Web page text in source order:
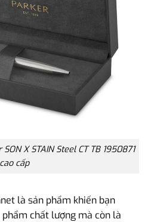
X STAIN Steel CT TB 1950871
cao cấp
là sản phẩm khiến bạn
chất lượng mà còn là